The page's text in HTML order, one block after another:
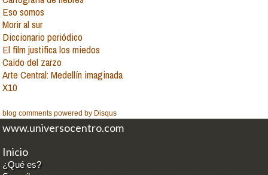
Eso somos
Morir al sur
Diccionario periódico
El film justifica los miedos
Caído del zarzo
Arte Central: Medellín imaginada
X10
blog comments powered by Disqus
www.universocentro.com
Inicio
¿Qué es?